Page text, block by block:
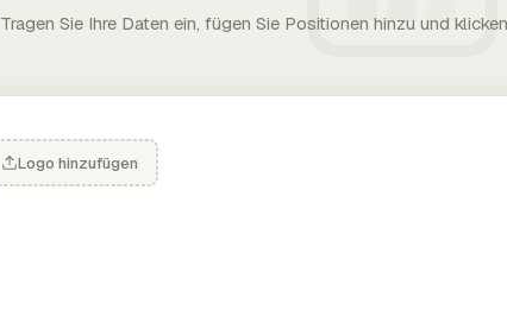
Tragen Sie Ihre Daten ein, fügen Sie Positionen hinzu und
Logo hinzufügen